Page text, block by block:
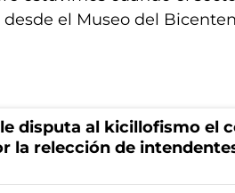
el Museo del
disputa al kicillofismo el
la relección de